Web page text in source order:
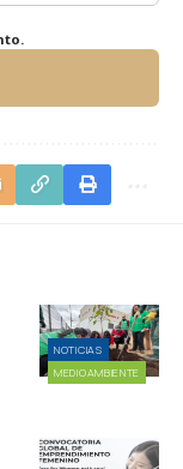
NOTICIAS
MEDIOAMBIENTE